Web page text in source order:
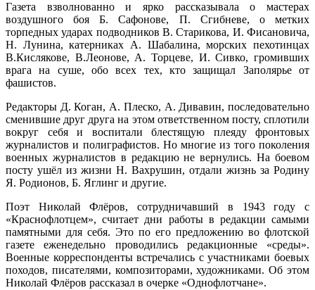
Газета взволнованно и ярко рассказывала о мастерах
воздушного боя Б. Сафонове, П. Сгибневе, о метких
торпедных ударах подводников В. Старикова, И. Фисановича,
Н. Лунина, катерниках А. Шабалина, морских пехотинцах
В.Кислякове, В.Леонове, А. Торцеве, И. Сивко, громивших
врага на суше, обо всех тех, кто защищал Заполярье от
фашистов.
Редакторы Д. Коган, А. Плеско, А. Дивавин, последовательно
сменившие друг друга на этом ответственном посту, сплотили
вокруг себя и воспитали блестящую плеяду фронтовых
журналистов и полиграфистов. Но многие из того поколения
военных журналистов в редакцию не вернулись. На боевом
посту ушёл из жизни Н. Вахрушин, отдали жизнь за Родину
Я. Родионов, Б. Яглинг и другие.
Поэт Николай Флёров, сотрудничавший в 1943 году с
«Краснофлотцем», считает дни работы в редакции самыми
памятными для себя. Это по его предложению во флотской
газете еженедельно проводились редакционные «среды».
Военные корреспонденты встречались с участниками боевых
походов, писателями, композиторами, художниками. Об этом
Николай Флёров рассказал в очерке «Однофлотчане».